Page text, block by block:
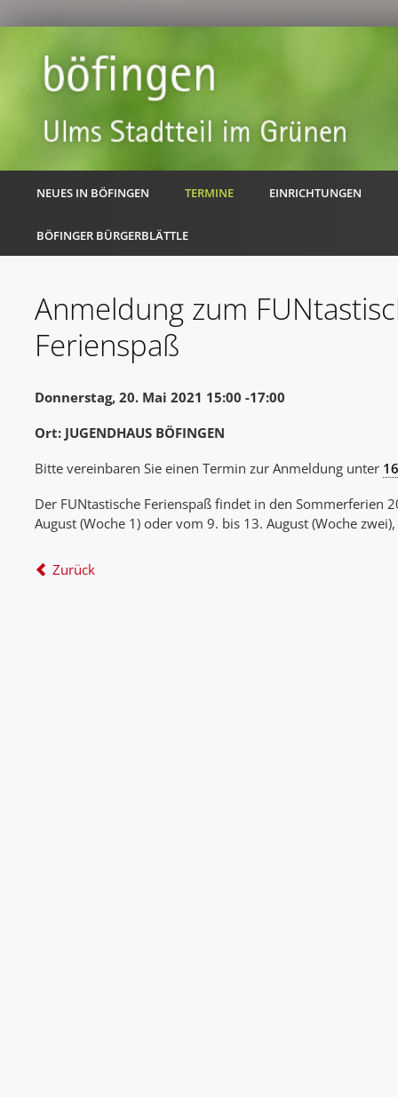
NEUES IN BÖFINGEN TERMINE EINRICHTUNGEN
BÖFINGER BÜRGERBLÄTTLE
Anmeldung zum
Ferienspaß
Donnerstag, 20. Mai 2021 15:00 -17:00
Ort: JUGENDHAUS BÖFINGEN
Bitte vereinbaren Sie einen Termin zur Anmeldung unter
Der FUNtastische Ferienspaß findet in den Sommerferien
August (Woche 1) oder vom 9. bis 13. August (Woche
Zurück